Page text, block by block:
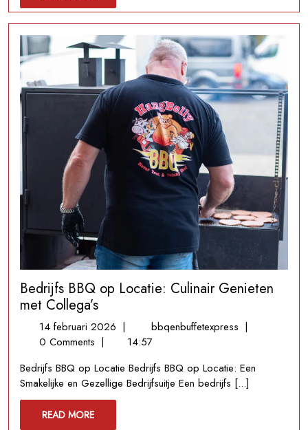
Een
Geslaagde
Barbecue!
MORE
Bedrijfs BBQ op Locatie: Culinair Genieten
met Collega’s
14 februari 2026 14
februari
| bbqenbuffetexpress Bedrijfs
Locatie:
Culinair
|
0 Comments |
14:57
Bedrijfs BBQ op Locatie Bedrijfs BBQ op Locatie: Een
Smakelijke en Gezellige Bedrijfsuitje Een bedrijfs [...]
READ MOREREAD